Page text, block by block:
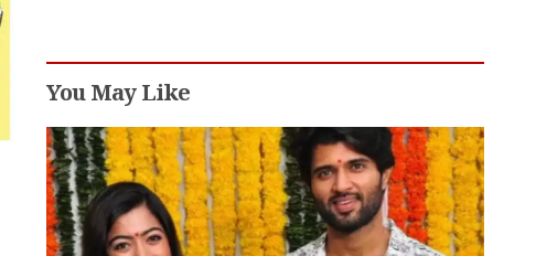
You May Like